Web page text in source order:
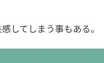
してしまう事もある。